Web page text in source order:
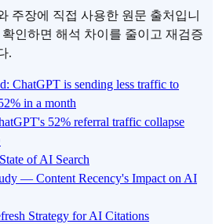
주장에 직접 사용한 원문 출처입니
인하면 해석 차이를 줄이고 재검증
.
ChatGPT is sending less traffic to
in a month
52% referral traffic collapse
of AI Search
— Content Recency's Impact on AI
Strategy for AI Citations